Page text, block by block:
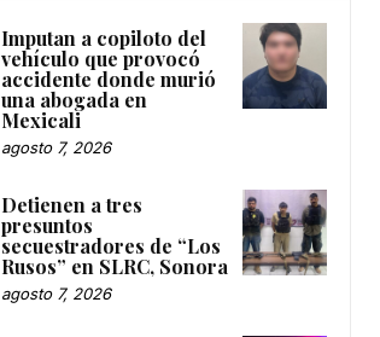
Imputan a copiloto del
vehículo que provocó
accidente donde murió
una abogada en
Mexicali
agosto 7, 2026
Detienen a tres
presuntos
secuestradores de “Los
Rusos” en SLRC, Sonora
agosto 7, 2026